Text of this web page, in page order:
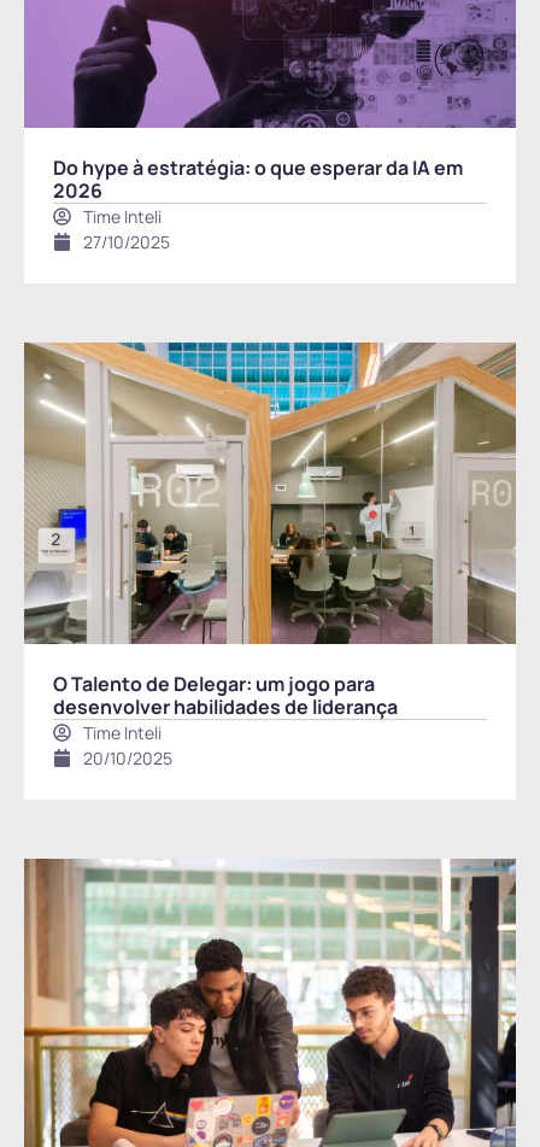
Do hype à estratégia: o que esperar da IA em
2026
Time Inteli
27/10/2025
O Talento de Delegar: um jogo para
desenvolver habilidades de liderança
Time Inteli
20/10/2025